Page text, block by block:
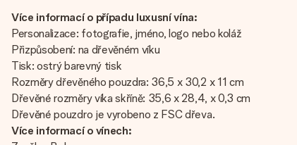
Více informací o případu luxusní vína:
Personalizace: fotografie, jméno, logo nebo koláž
Přizpůsobení: na dřevěném víku
Tisk: ostrý barevný tisk
Rozměry dřevěného pouzdra: 36,5 x 30,2 x 11 cm
Dřevěné rozměry víka skříně: 35,6 x 28,4, x 0,3 cm
Dřevěné pouzdro je vyrobeno z FSC dřeva.
Více informací o vínech: